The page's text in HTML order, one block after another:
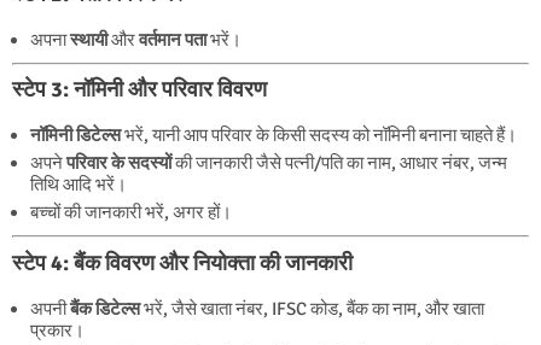
अपनास्थायीऔरवर्तमान पताभरें।
स्टेप 3: नॉमिनी और परिवार विवरण
नॉमिनी डिटेल्सभरें, यानी आप परिवार के किसी सदस्य को नॉमिनी बनाना चाहते हैं।
अपनेपरिवार के सदस्योंकी जानकारी जैसे पत्नी/पति का नाम, आधार नंबर, जन्म
तिथि आदि भरें।
बच्चों की जानकारी भरें, अगर हों।
स्टेप 4: बैंक विवरण और नियोक्ता की जानकारी
अपनीबैंक डिटेल्सभरें, जैसे खाता नंबर, IFSC कोड, बैंक का नाम, और खाता
प्रकार।